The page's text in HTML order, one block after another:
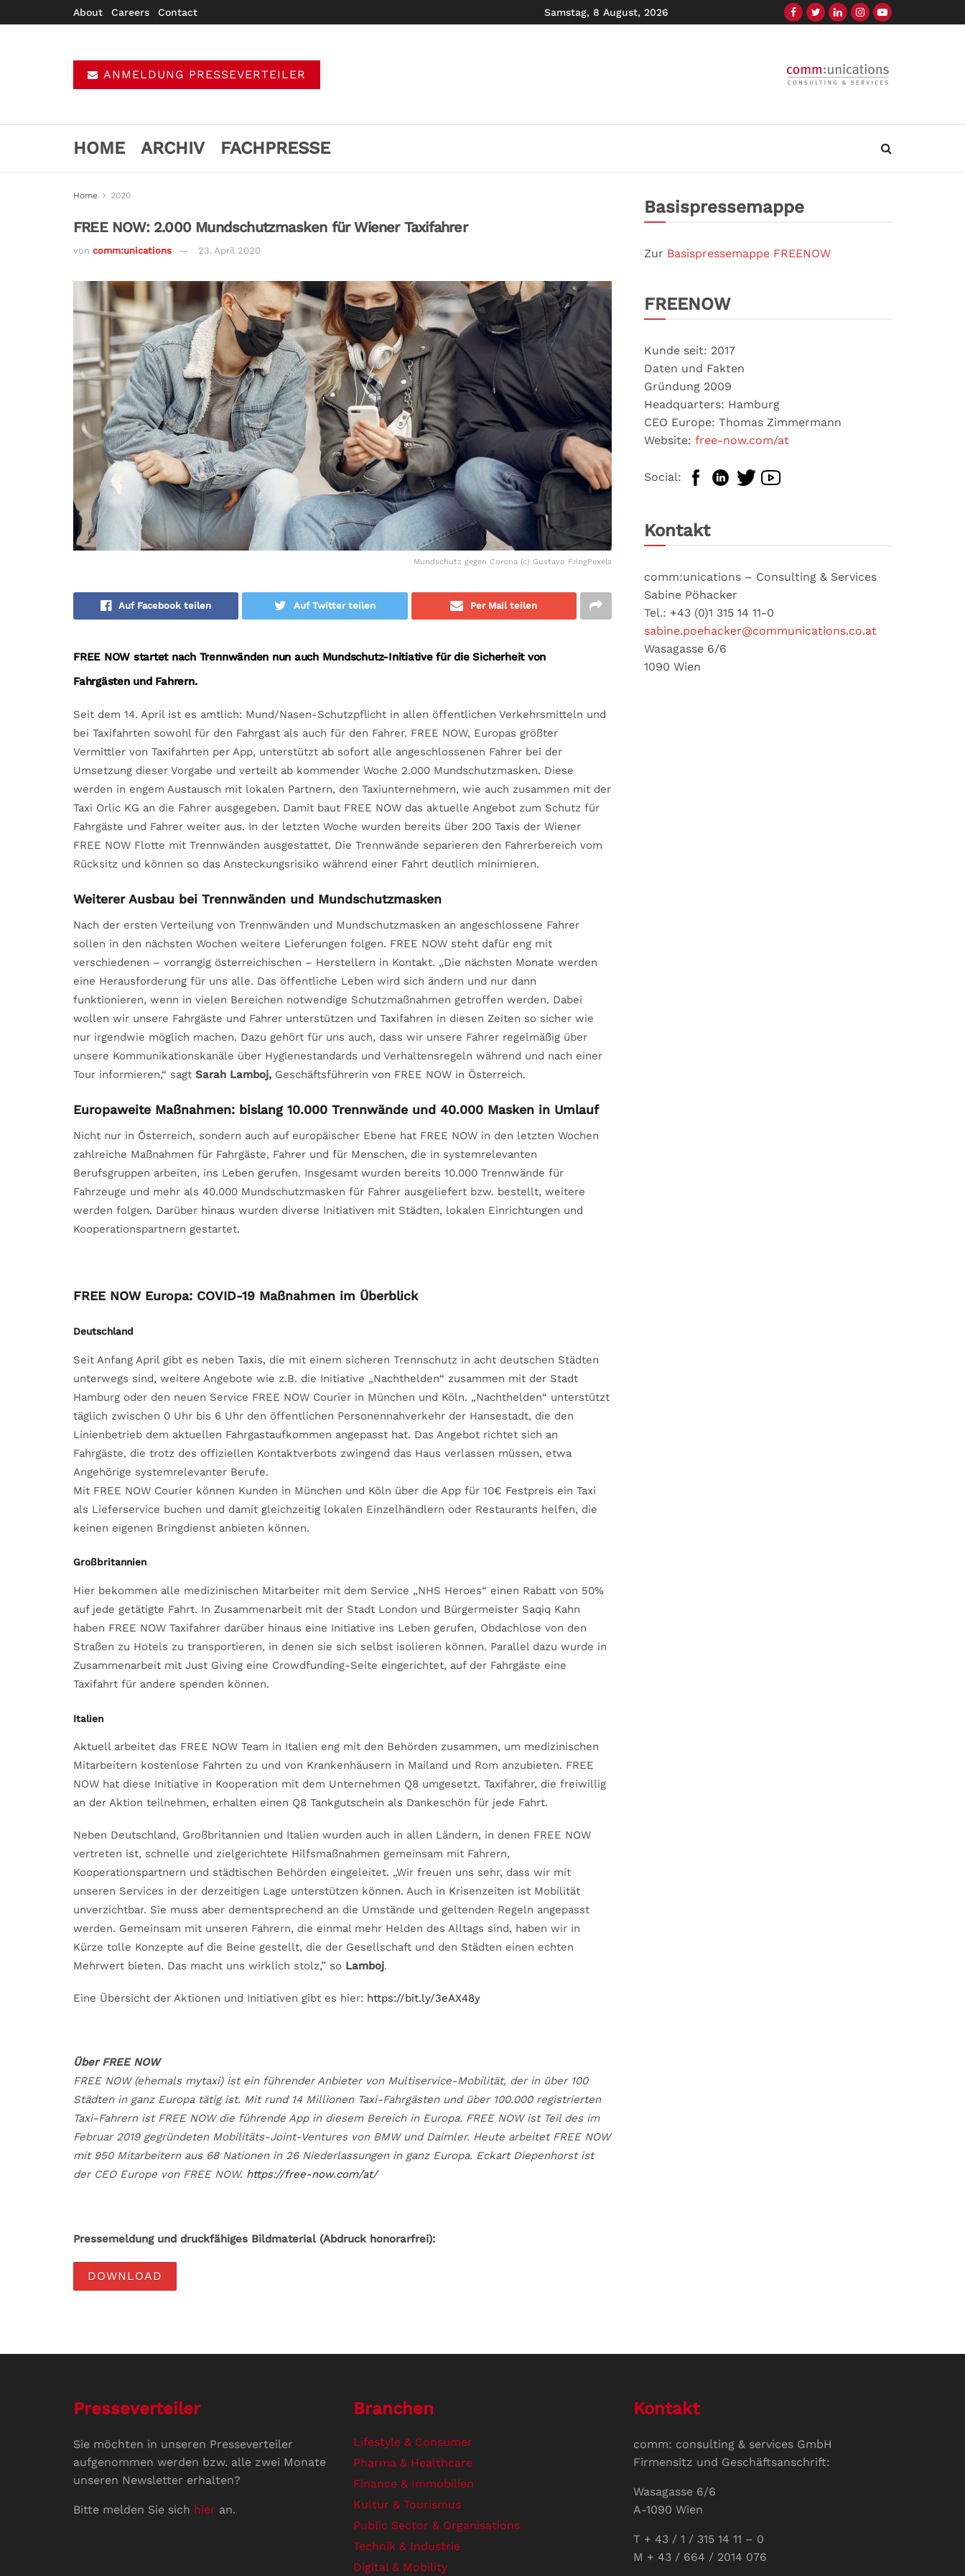
About Careers Contact Samstag, 8 August, 2026
ANMELDUNG PRESSEVERTEILER
HOME ARCHIV FACHPRESSE
Home 2020
FREE NOW: 2.000 Mundschutzmasken für Wiener Taxifahrer
von comm:unications 23. April 2020
Mundschutz gegen Corona (c) Gustavo FringPexels
Auf Facebook teilen Auf Twitter teilen Per Mail teilen
FREE NOW startet nach Trennwänden nun auch Mundschutz-Initiative für die Sicherheit von
Fahrgästen und Fahrern.
Seit dem 14. April ist es amtlich: Mund/Nasen-Schutzpflicht in allen öffentlichen Verkehrsmitteln und
bei Taxifahrten sowohl für den Fahrgast als auch für den Fahrer. FREE NOW, Europas größter
Vermittler von Taxifahrten per App, unterstützt ab sofort alle angeschlossenen Fahrer bei der
Umsetzung dieser Vorgabe und verteilt ab kommender Woche 2.000 Mundschutzmasken. Diese
werden in engem Austausch mit lokalen Partnern, den Taxiunternehmern, wie auch zusammen mit der
Taxi Orlic KG an die Fahrer ausgegeben. Damit baut FREE NOW das aktuelle Angebot zum Schutz für
Fahrgäste und Fahrer weiter aus. In der letzten Woche wurden bereits über 200 Taxis der Wiener
FREE NOW Flotte mit Trennwänden ausgestattet. Die Trennwände separieren den Fahrerbereich vom
Rücksitz und können so das Ansteckungsrisiko während einer Fahrt deutlich minimieren.
Weiterer Ausbau bei Trennwänden und Mundschutzmasken
Nach der ersten Verteilung von Trennwänden und Mundschutzmasken an angeschlossene Fahrer
sollen in den nächsten Wochen weitere Lieferungen folgen. FREE NOW steht dafür eng mit
verschiedenen – vorrangig österreichischen – Herstellern in Kontakt. „Die nächsten Monate werden
eine Herausforderung für uns alle. Das öffentliche Leben wird sich ändern und nur dann
funktionieren, wenn in vielen Bereichen notwendige Schutzmaßnahmen getroffen werden. Dabei
wollen wir unsere Fahrgäste und Fahrer unterstützen und Taxifahren in diesen Zeiten so sicher wie
nur irgendwie möglich machen. Dazu gehört für uns auch, dass wir unsere Fahrer regelmäßig über
unsere Kommunikationskanäle über Hygienestandards und Verhaltensregeln während und nach einer
Tour informieren,“ sagt Sarah Lamboj, Geschäftsführerin von FREE NOW in Österreich.
Europaweite Maßnahmen: bislang 10.000 Trennwände und 40.000 Masken in Umlauf
Nicht nur in Österreich, sondern auch auf europäischer Ebene hat FREE NOW in den letzten Wochen
zahlreiche Maßnahmen für Fahrgäste, Fahrer und für Menschen, die in systemrelevanten
Berufsgruppen arbeiten, ins Leben gerufen. Insgesamt wurden bereits 10.000 Trennwände für
Fahrzeuge und mehr als 40.000 Mundschutzmasken für Fahrer ausgeliefert bzw. bestellt, weitere
werden folgen. Darüber hinaus wurden diverse Initiativen mit Städten, lokalen Einrichtungen und
Kooperationspartnern gestartet.
FREE NOW Europa: COVID-19 Maßnahmen im Überblick
Deutschland
Seit Anfang April gibt es neben Taxis, die mit einem sicheren Trennschutz in acht deutschen Städten
unterwegs sind, weitere Angebote wie z.B. die Initiative „Nachthelden“ zusammen mit der Stadt
Hamburg oder den neuen Service FREE NOW Courier in München und Köln. „Nachthelden“ unterstützt
täglich zwischen 0 Uhr bis 6 Uhr den öffentlichen Personennahverkehr der Hansestadt, die den
Linienbetrieb dem aktuellen Fahrgastaufkommen angepasst hat. Das Angebot richtet sich an
Fahrgäste, die trotz des offiziellen Kontaktverbots zwingend das Haus verlassen müssen, etwa
Angehörige systemrelevanter Berufe.
Mit FREE NOW Courier können Kunden in München und Köln über die App für 10€ Festpreis ein Taxi
als Lieferservice buchen und damit gleichzeitig lokalen Einzelhändlern oder Restaurants helfen, die
keinen eigenen Bringdienst anbieten können.
Großbritannien
Hier bekommen alle medizinischen Mitarbeiter mit dem Service „NHS Heroes“ einen Rabatt von 50%
auf jede getätigte Fahrt. In Zusammenarbeit mit der Stadt London und Bürgermeister Saqiq Kahn
haben FREE NOW Taxifahrer darüber hinaus eine Initiative ins Leben gerufen, Obdachlose von den
Straßen zu Hotels zu transportieren, in denen sie sich selbst isolieren können. Parallel dazu wurde in
Zusammenarbeit mit Just Giving eine Crowdfunding-Seite eingerichtet, auf der Fahrgäste eine
Taxifahrt für andere spenden können.
Italien
Aktuell arbeitet das FREE NOW Team in Italien eng mit den Behörden zusammen, um medizinischen
Mitarbeitern kostenlose Fahrten zu und von Krankenhäusern in Mailand und Rom anzubieten. FREE
NOW hat diese Initiative in Kooperation mit dem Unternehmen Q8 umgesetzt. Taxifahrer, die freiwillig
an der Aktion teilnehmen, erhalten einen Q8 Tankgutschein als Dankeschön für jede Fahrt.
Neben Deutschland, Großbritannien und Italien wurden auch in allen Ländern, in denen FREE NOW
vertreten ist, schnelle und zielgerichtete Hilfsmaßnahmen gemeinsam mit Fahrern,
Kooperationspartnern und städtischen Behörden eingeleitet. „Wir freuen uns sehr, dass wir mit
unseren Services in der derzeitigen Lage unterstützen können. Auch in Krisenzeiten ist Mobilität
unverzichtbar. Sie muss aber dementsprechend an die Umstände und geltenden Regeln angepasst
werden. Gemeinsam mit unseren Fahrern, die einmal mehr Helden des Alltags sind, haben wir in
Kürze tolle Konzepte auf die Beine gestellt, die der Gesellschaft und den Städten einen echten
Mehrwert bieten. Das macht uns wirklich stolz,” so Lamboj.
Eine Übersicht der Aktionen und Initiativen gibt es hier: https://bit.ly/3eAX48y
Über FREE NOW
FREE NOW (ehemals mytaxi) ist ein führender Anbieter von Multiservice-Mobilität, der in über 100
Städten in ganz Europa tätig ist. Mit rund 14 Millionen Taxi-Fahrgästen und über 100.000 registrierten
Taxi-Fahrern ist FREE NOW die führende App in diesem Bereich in Europa. FREE NOW ist Teil des im
Februar 2019 gegründeten Mobilitäts-Joint-Ventures von BMW und Daimler. Heute arbeitet FREE NOW
mit 950 Mitarbeitern aus 68 Nationen in 26 Niederlassungen in ganz Europa. Eckart Diepenhorst ist
der CEO Europe von FREE NOW. https://free-now.com/at/
Pressemeldung und druckfähiges Bildmaterial (Abdruck honorarfrei):
DOWNLOAD
Basispressemappe
Zur Basispressemappe FREENOW
FREENOW
Kunde seit: 2017
Daten und Fakten
Gründung 2009
Headquarters: Hamburg
CEO Europe: Thomas Zimmermann
Website: free-now.com/at
Social:
Kontakt
comm:unications – Consulting & Services
Sabine Pöhacker
Tel.: +43 (0)1 315 14 11-0
sabine.poehacker@communications.co.at
Wasagasse 6/6
1090 Wien
Presseverteiler
Sie möchten in unseren Presseverteiler
aufgenommen werden bzw. alle zwei Monate
unseren Newsletter erhalten?
Bitte melden Sie sich hier an.
Branchen
Lifestyle & Consumer
Pharma & Healthcare
Finance & Immobilien
Kultur & Tourismus
Public Sector & Organisations
Technik & Industrie
Digital & Mobility
Kontakt
comm: consulting & services GmbH
Firmensitz und Geschäftsanschrift:
Wasagasse 6/6
A-1090 Wien
T + 43 / 1 / 315 14 11 – 0
M + 43 / 664 / 2014 076